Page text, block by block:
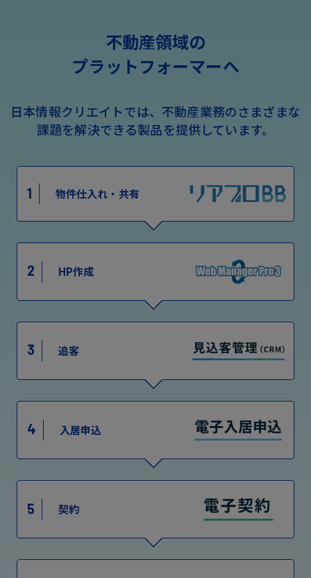
不動産領域の
プラットフォーマーへ
日本情報クリエイトでは、不動産業務のさまざまな
課題を解決できる製品を提供しています。
1 物件仕入れ・共有
2 HP作成
3 追客
4 入居申込
5 契約